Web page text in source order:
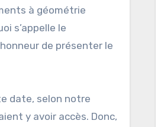
à géométrie
s’appelle le
de présenter le
date, selon notre
y avoir accès. Donc,